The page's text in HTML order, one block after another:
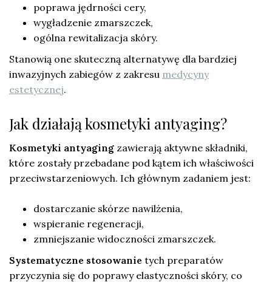
poprawa jędrności cery,
wygładzenie zmarszczek,
ogólna rewitalizacja skóry.
Stanowią one skuteczną alternatywę dla bardziej
inwazyjnych zabiegów z zakresu medycyny
estetycznej.
Jak działają kosmetyki antyaging?
Kosmetyki antyaging zawierają aktywne składniki,
które zostały przebadane pod kątem ich właściwości
przeciwstarzeniowych. Ich głównym zadaniem jest:
dostarczanie skórze nawilżenia,
wspieranie regeneracji,
zmniejszanie widoczności zmarszczek.
Systematyczne stosowanie tych preparatów
przyczynia się do poprawy elastyczności skóry, co